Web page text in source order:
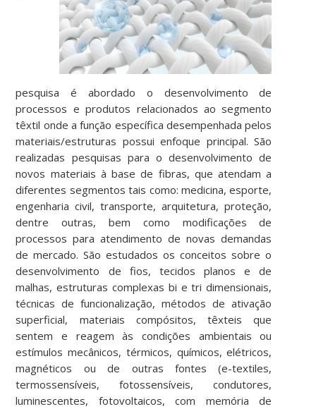
pesquisa é abordado o desenvolvimento de
processos e produtos relacionados ao segmento
têxtil onde a função específica desempenhada pelos
materiais/estruturas possui enfoque principal. São
realizadas pesquisas para o desenvolvimento de
novos materiais à base de fibras, que atendam a
diferentes segmentos tais como: medicina, esporte,
engenharia civil, transporte, arquitetura, proteção,
dentre outras, bem como modificações de
processos para atendimento de novas demandas
de mercado. São estudados os conceitos sobre o
desenvolvimento de fios, tecidos planos e de
malhas, estruturas complexas bi e tri dimensionais,
técnicas de funcionalização, métodos de ativação
superficial, materiais compósitos, têxteis que
sentem e reagem às condições ambientais ou
estímulos mecânicos, térmicos, químicos, elétricos,
magnéticos ou de outras fontes (e-textiles,
termossensíveis, fotossensíveis, condutores,
luminescentes, fotovoltaicos, com memória de